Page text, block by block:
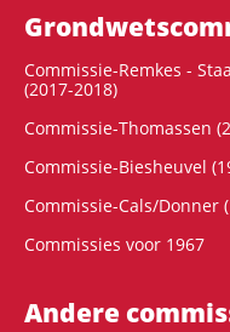
Commissie-Remkes -
(2017-2018)
Commissie-Thomassen
Commissie-Biesheuvel
Commissie-Cals/Donner
Commissies voor 1967
Andere